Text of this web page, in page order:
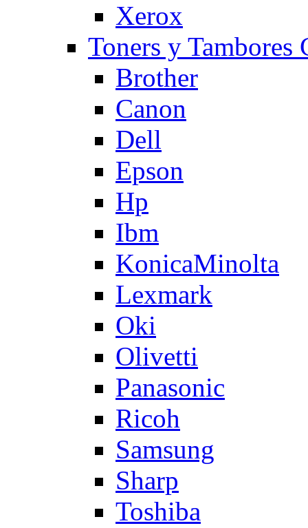
Xerox
Toners y
Brother
Canon
Dell
Epson
Hp
Ibm
KonicaMinolta
Lexmark
Oki
Olivetti
Panasonic
Ricoh
Samsung
Sharp
Toshiba